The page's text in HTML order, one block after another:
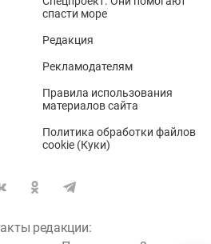
спасти море
Редакция
Рекламодателям
Правила использования
материалов сайта
Политика обработки файлов
cookie (Куки)
редакции: